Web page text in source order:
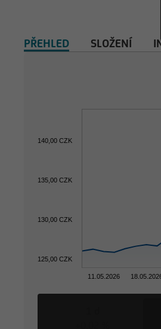
PŘEHLED SLOŽENÍ
11.05.2026
140,00 CZK
125,00 CZK
130,00 CZK
135,00 CZK